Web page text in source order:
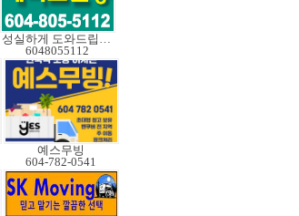
성실하게 도와드립니다
6048055112
예스무빙
604-782-0541